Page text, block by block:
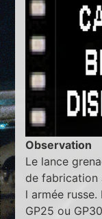
Observation
Le lance
de fabrication
l armée
GP25 ou